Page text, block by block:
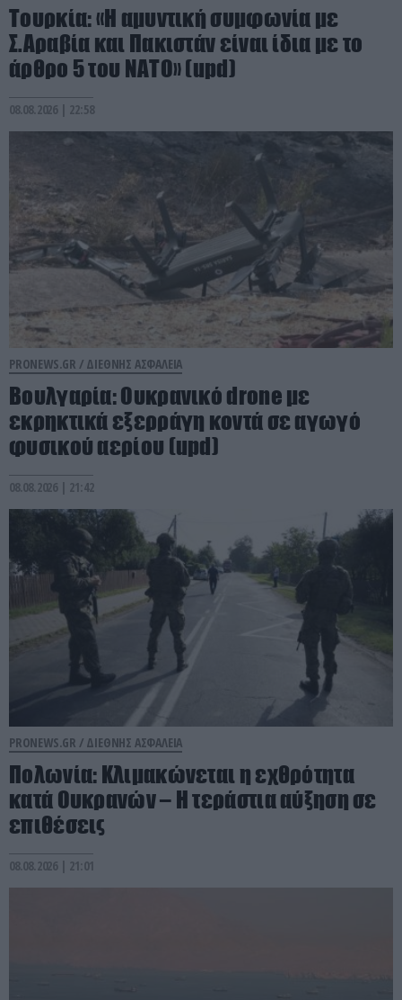
Τουρκία: «Η αμυντική συμφωνία με
Σ.Αραβία και Πακιστάν είναι ίδια με το
άρθρο 5 του ΝΑΤΟ» (upd)
08.08.2026 | 22:58
PRONEWS.GR / ΔΙΕΘΝΗΣ ΑΣΦΑΛΕΙΑ
Βουλγαρία: Ουκρανικό drone με
εκρηκτικά εξερράγη κοντά σε αγωγό
φυσικού αερίου (upd)
08.08.2026 | 21:42
PRONEWS.GR / ΔΙΕΘΝΗΣ ΑΣΦΑΛΕΙΑ
Πολωνία: Κλιμακώνεται η εχθρότητα
κατά Ουκρανών – Η τεράστια αύξηση σε
επιθέσεις
08.08.2026 | 21:01